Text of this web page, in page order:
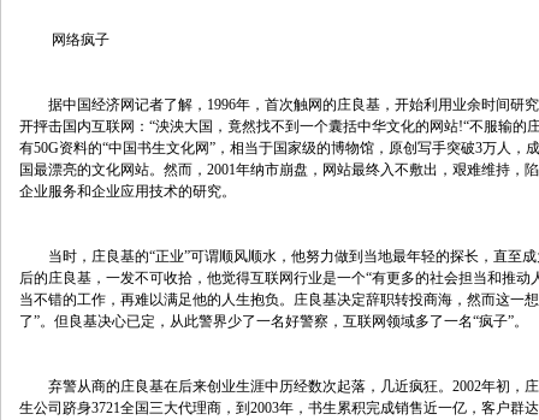
网络疯子
据中国经济网记者了解，1996年，首次触网的庄良基，开始利用业余时间研
开抨击国内互联网：“泱泱大国，竟然找不到一个囊括中华文化的网站!“不服输的
有50G资料的“中国书生文化网”，相当于国家级的博物馆，原创写手突破3万人，
国最漂亮的文化网站。然而，2001年纳市崩盘，网站最终入不敷出，艰难维持，
企业服务和企业应用技术的研究。
当时，庄良基的“正业”可谓顺风顺水，他努力做到当地最年轻的探长，直至
后的庄良基，一发不可收拾，他觉得互联网行业是一个“有更多的社会担当和推动
当不错的工作，再难以满足他的人生抱负。庄良基决定辞职转投商海，然而这一
了”。但良基决心已定，从此警界少了一名好警察，互联网领域多了一名“疯子”。
弃警从商的庄良基在后来创业生涯中历经数次起落，几近疯狂。2002年初，
生公司跻身3721全国三大代理商，到2003年，书生累积完成销售近一亿，客户群